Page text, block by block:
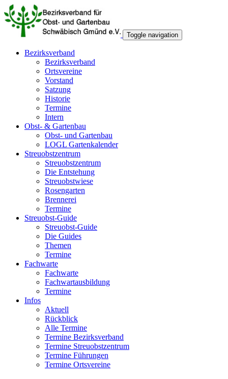
Toggle navigation
Bezirksverband
Bezirksverband
Ortsvereine
Vorstand
Satzung
Historie
Termine
Intern
Obst- & Gartenbau
Obst- und Gartenbau
LOGL Gartenkalender
Streuobstzentrum
Streuobstzentrum
Die Entstehung
Streuobstwiese
Rosengarten
Brennerei
Termine
Streuobst-Guide
Streuobst-Guide
Die Guides
Themen
Termine
Fachwarte
Fachwarte
Fachwartausbildung
Termine
Infos
Aktuell
Rückblick
Alle Termine
Termine Bezirksverband
Termine Streuobstzentrum
Termine Führungen
Termine Ortsvereine